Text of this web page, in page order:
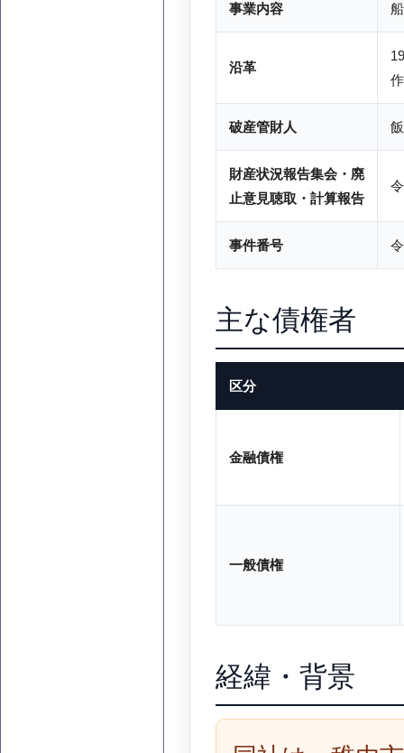
事業内容
沿革
破産管財人
財産状況報告集会・廃
止意見聴取・計算報告
事件番号
主な債権者
区分
金融債権
一般債権
経緯・背景